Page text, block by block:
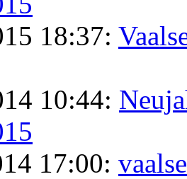
18:37:
10:44:
17:00: